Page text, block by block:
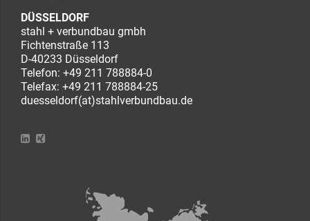
DÜSSELDORF
stahl + verbundbau gmbh
Fichtenstraße 113
D-40233 Düsseldorf
Telefon: +49 211 788884-0
Telefax: +49 211 788884-25
duesseldorf(at)stahlverbundbau.de